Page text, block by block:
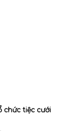
chức tiệc cưới